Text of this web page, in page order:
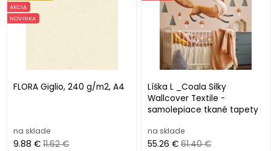
FLORA Giglio, 240 g/m2, A4
AKCIA
NOVINKA
na sklade
9.88 € 11.62 €
Líška L _Coala Silky
Wallcover Textile -
samolepiace tkané tapety
na sklade
55.26 € 61.40 €